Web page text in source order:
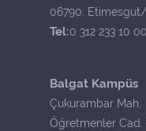
06790, Etimesgut/
Tel:0 312 233 10 00
Balgat Kampüs
Çukurambar Mah.
Öğretmenler Cad.